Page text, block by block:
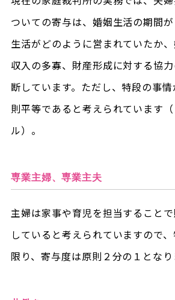
ついての寄与は、婚姻生活の期間
生活がどのように営まれていたか
収入の多寡、財産形成に対する協
断しています。ただし、特段の事
則平等であると考えられています
ル）。
専業主婦、専業主夫
主婦は家事や育児を担当すること
していると考えられていますので
限り、寄与度は原則２分の１となり